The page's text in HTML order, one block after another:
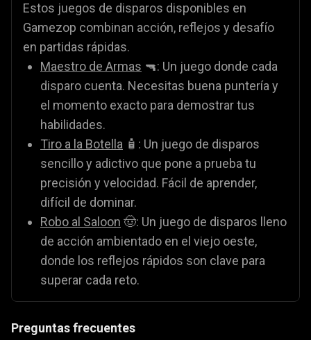
Estos juegos de disparos disponibles en
Gamezop combinan acción, reflejos y desafío
en partidas rápidas.
Maestro de Armas 🔫: Un juego donde cada
disparo cuenta. Necesitas buena puntería y
el momento exacto para demostrar tus
habilidades.
Tiro a la Botella 🧴: Un juego de disparos
sencillo y adictivo que pone a prueba tu
precisión y velocidad. Fácil de aprender,
difícil de dominar.
Robo al Saloon 🤠: Un juego de disparos lleno
de acción ambientado en el viejo oeste,
donde los reflejos rápidos son clave para
superar cada reto.
Preguntas frecuentes